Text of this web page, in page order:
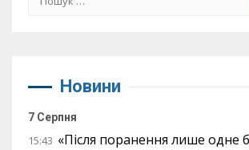
Новини
7 Серпня
15:43 «Після поранення лише одне